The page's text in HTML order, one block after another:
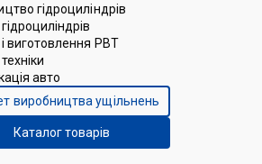
гідроциліндрів
виготовлення РВТ
авто
виробництва ущільнень
Каталог товарів